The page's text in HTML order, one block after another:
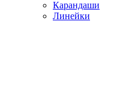
Карандаши
Линейки